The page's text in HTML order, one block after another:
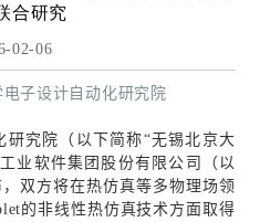
合研究
02-06
子设计自动化研究院
究院（以下简称“无锡北京大
业软件集团股份有限公司（以
双方将在热仿真等多物理场领
的非线性热仿真技术方面取得